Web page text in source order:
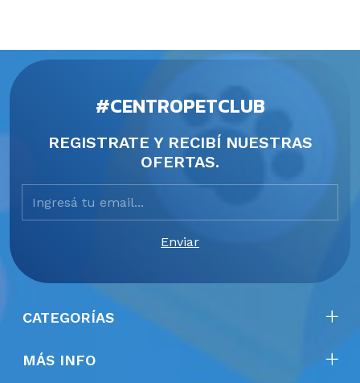
#CENTROPETCLUB
REGISTRATE Y RECIBÍ NUESTRAS
OFERTAS.
CATEGORÍAS
MÁS INFO